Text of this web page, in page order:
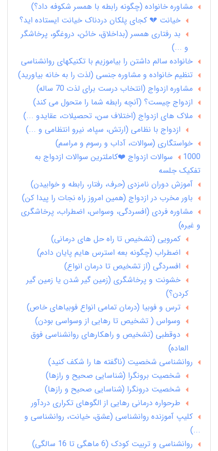
مشاوره خانواده (چگونه رابطه با همسر شکوفه داد؟)
خیانت 💔 کجای پلکان دردناک خیانت ایستاده اید؟
بد رفتاری همسر (بداخلاق، خائن، دروغگو، پرخاشگر
و ...)
خانواده سالم داشتن را بیاموزیم با تکنیکهای روانشناسی
تنظیم خانواده و مشاوره جنسی (لذت را به خانه بیاورید)
مشاوره ازدواج (انتخاب درست برای لذت 70 ساله)
ازدواج چیست؟ (آنچه رابطه شما را متحول می کند)
ملاک های ازدواج (اختلاف سن، تحصیلات، عقایدو ...)
ازدواج با نظامی (ارتش، سپاه، نیرو انتظامی و ...)
خواستگاری (سوالات، آداب و رسوم و مراسم)
1000 سوالات ازدواج ❤️کاملترین سوالات ازدواج به
تفکیک جلسه
آموزش دوران نامزدی (حرف، رفتار، رابطه و خوابیدن)
باور مخرب در ازدواج (همین امروز راه نجات را پیدا کن)
مشاوره فردی (افسردگی، وسواس، اضطراب، پرخاشگری
و غیره)
کمرویی (تشخیص تا راه حل های درمانی)
اضطراب (چگونه بعه استرس هایم پایان دادم)
افسردگی (از تشخیص تا درمان انواع)
خشونت و پرخاشگری (زمین گیر شدن یا زمین گیر
کردن؟)
ترس و فوبیا (درمان تمامی انواع فوبیاهای خاص)
وسواس ( تشخیص تا رهایی از وسواسی بودن)
دوقطبی (تشخیص و راهکارهای روانشناسی فوق
العاده)
روانشناسی شخصیت (ناگفته ها را شکف کنید)
شخصیت برونگرا (شناسایی صحیح و رازها)
شخصیت درونگرا (شناسایی صحیح و رازها)
طرحواره درمانی رهایی از الگوهای تکراری دردآور
کلیپ آموزنده روانشناسی (عشق، خیانت، روانشناسی و
...)
روانشناسی و تربیت کودک (6 ماهگی تا 16 سالگی)